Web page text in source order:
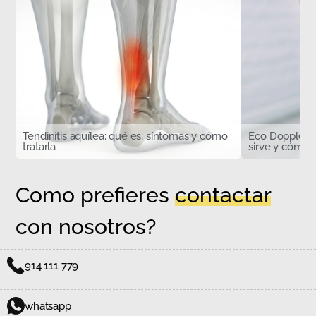
Tendinitis aquílea: qué es, síntomas y cómo
tratarla
Eco Doppler
sirve y cómo
Como prefierescontactar
con nosotros?
914 111 779
whatsapp